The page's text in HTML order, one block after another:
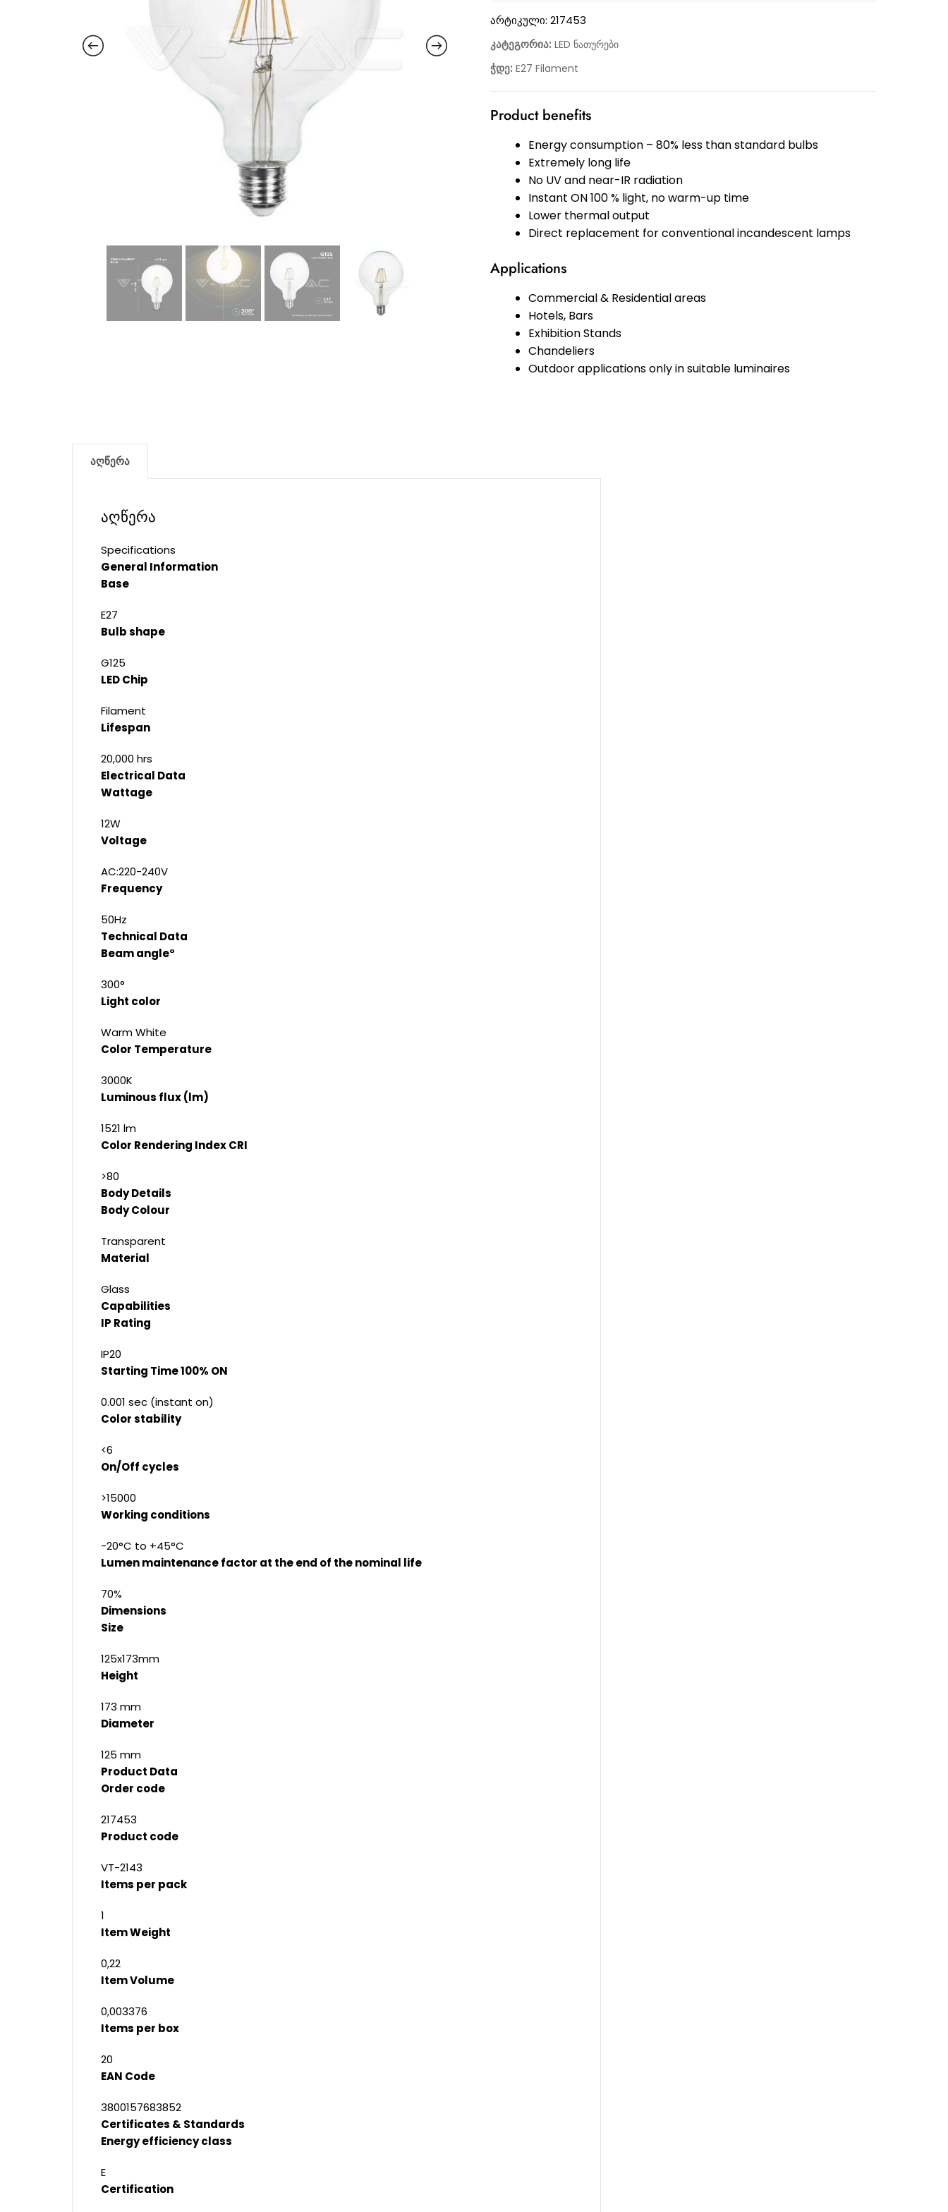
არტიკული: 217453
კატეგორია: LED ნათურები
ჭდე: E27 Filament
Product benefits
Energy consumption – 80% less than standard bulbs
Extremely long life
No UV and near-IR radiation
Instant ON 100 % light, no warm-up time
Lower thermal output
Direct replacement for conventional incandescent lamps
Applications
Commercial & Residential areas
Hotels, Bars
Exhibition Stands
Chandeliers
Outdoor applications only in suitable luminaires
აღწერა
აღწერა
Specifications
General Information
Base
E27
Bulb shape
G125
LED Chip
Filament
Lifespan
20,000 hrs
Electrical Data
Wattage
12W
Voltage
AC:220-240V
Frequency
50Hz
Technical Data
Beam angle°
300°
Light color
Warm White
Color Temperature
3000K
Luminous flux (lm)
1521 lm
Color Rendering Index CRI
>80
Body Details
Body Colour
Transparent
Material
Glass
Capabilities
IP Rating
IP20
Starting Time 100% ON
0.001 sec (instant on)
Color stability
<6
On/Off cycles
>15000
Working conditions
-20°C to +45°C
Lumen maintenance factor at the end of the nominal life
70%
Dimensions
Size
125x173mm
Height
173 mm
Diameter
125 mm
Product Data
Order code
217453
Product code
VT-2143
Items per pack
1
Item Weight
0,22
Item Volume
0,003376
Items per box
20
EAN Code
3800157683852
Certificates & Standards
Energy efficiency class
E
Certification